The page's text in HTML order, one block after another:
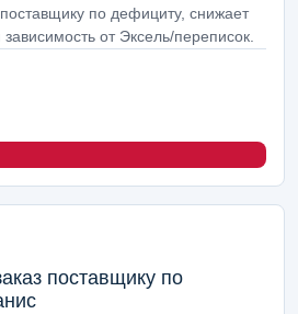
по дефициту, снижает
от Эксель/переписок.
поставщику по